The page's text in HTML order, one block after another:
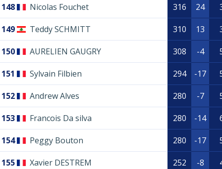
148 Nicolas Fouchet 316 24
149 Teddy SCHMITT 310 13
150 AURELIEN GAUGRY 308 -4
151 Sylvain Filbien 294 -17
152 Andrew Alves 280 -7
153 Francois Da silva 280 -14
154 Peggy Bouton 280 -17
155 Xavier DESTREM 252 -8